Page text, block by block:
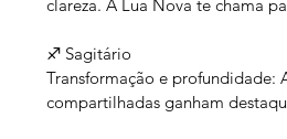
clareza. A Lua Nova te chama
♐ Sagitário
Transformação e profundidade:
compartilhadas ganham